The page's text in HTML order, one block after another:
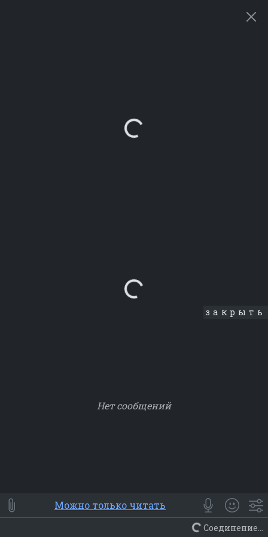
Loading... закрыть
Нет сообщений
⭐ Мои Smile
😀 Emoji
Смайлики
Люди Животные Еда Объекты
Можно только читать
Соединение...